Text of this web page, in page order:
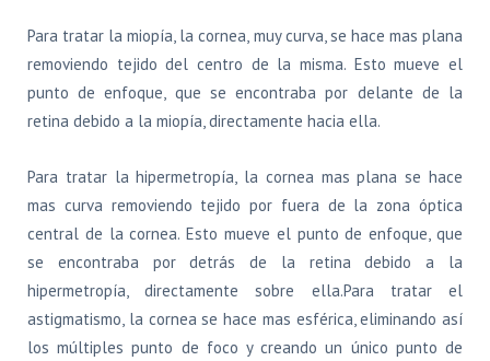
Para tratar la miopía, la cornea, muy curva, se hace mas plana
removiendo tejido del centro de la misma. Esto mueve el
punto de enfoque, que se encontraba por delante de la
retina debido a la miopía, directamente hacia ella.
Para tratar la hipermetropía, la cornea mas plana se hace
mas curva removiendo tejido por fuera de la zona óptica
central de la cornea. Esto mueve el punto de enfoque, que
se encontraba por detrás de la retina debido a la
hipermetropía, directamente sobre ella.Para tratar el
astigmatismo, la cornea se hace mas esférica, eliminando así
los múltiples punto de foco y creando un único punto de